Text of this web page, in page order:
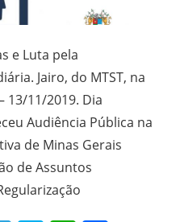
e Luta pela
Jairo, do MTST, na
13/11/2019. Dia
Audiência Pública na
de Minas Gerais
de Assuntos